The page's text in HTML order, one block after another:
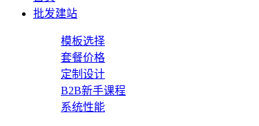
批发建站
模板选择
套餐价格
定制设计
B2B新手课程
系统性能